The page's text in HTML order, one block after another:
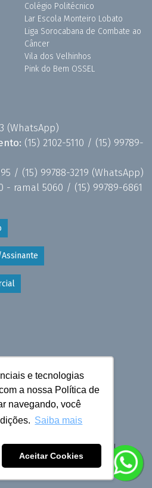
e tecnologias
a nossa Política de
navegando, você
Saiba mais
Aceitar Cookies
Colégio Politécnico
Lar Escola Monteiro Lobato
Liga Sorocabana de Combate ao
Câncer
Vila dos Velhinhos
Pink do Bem OSSEL
(WhatsApp)
(15) 2102-5110 / (15) 99789-
/ (15) 99788-3219 (WhatsApp)
- ramal 5060 / (15) 99789-6861
© 2026 Cruzeiro do Sul